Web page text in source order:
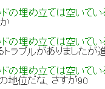
ドの埋め立ては空いて
ドの埋め立ては空いて
ラブルがありましたが
ドの埋め立ては空いて
地位だな、さすが90